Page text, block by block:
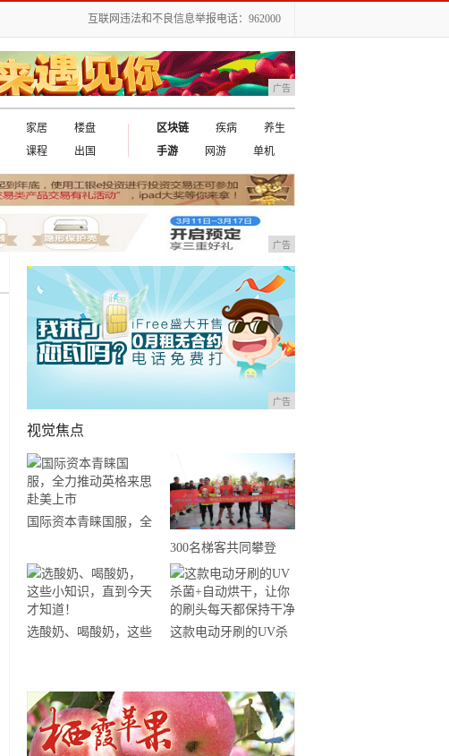
互联网违法和不良信息举报电话：962000
广告
家居
楼盘
课程 出国
区块链 疾病
养生
手游
网游 单机
广告
广告
视觉焦点
国际资本青睐国服，全
市
300名梯客共同攀登
2019国际垂直马拉松超
级精英赛顺德海骏达中
心站欢乐开跑
选酸奶、喝酸奶，这些
这款电动牙刷的UV杀